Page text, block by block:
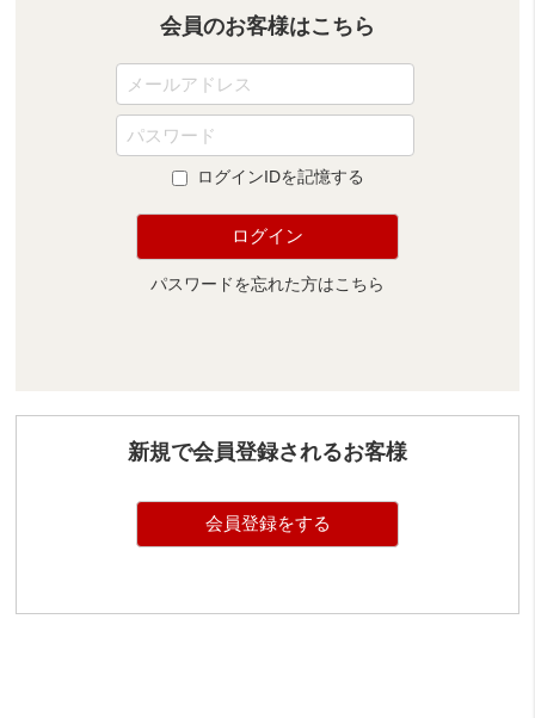
会員のお客様はこちら
ログインIDを記憶する
ログイン
パスワードを忘れた方はこちら
新規で会員登録されるお客様
会員登録をする